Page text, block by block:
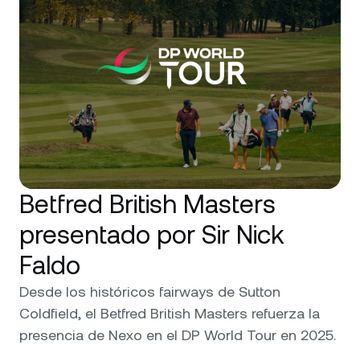
Betfred British Masters
presentado por Sir Nick
Faldo
Desde los históricos fairways de Sutton
Coldfield, el Betfred British Masters refuerza la
presencia de Nexo en el DP World Tour en 2025.